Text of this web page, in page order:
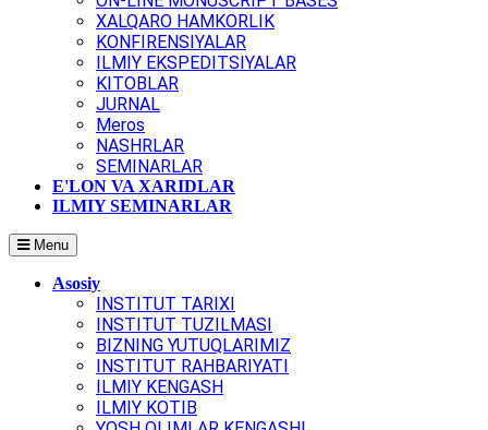
XALQARO HAMKORLIK
KONFIRENSIYALAR
ILMIY EKSPEDITSIYALAR
KITOBLAR
JURNAL
Meros
NASHRLAR
SEMINARLAR
E'LON VA XARIDLAR
ILMIY SEMINARLAR
Menu
Asosiy
INSTITUT TARIXI
INSTITUT TUZILMASI
BIZNING YUTUQLARIMIZ
INSTITUT RAHBARIYATI
ILMIY KENGASH
ILMIY KOTIB